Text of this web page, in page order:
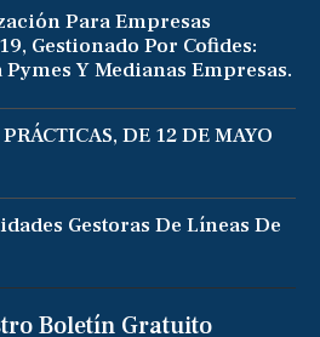
Para Empresas
Gestionado Por Cofides:
Y Medianas Empresas.
DE 12 DE MAYO
Gestoras De Líneas De
Boletín Gratuito